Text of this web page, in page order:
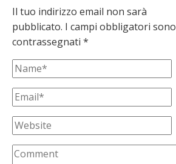
Il tuo indirizzo email non sarà
pubblicato. I campi obbligatori sono
contrassegnati *